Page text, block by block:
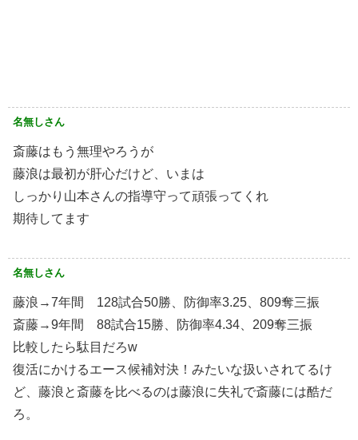
名無しさん
斎藤はもう無理やろうが
藤浪は最初が肝心だけど、いまは
しっかり山本さんの指導守って頑張ってくれ
期待してます
名無しさん
藤浪→7年間 128試合50勝、防御率3.25、809奪三振
斎藤→9年間 88試合15勝、防御率4.34、209奪三振
比較したら駄目だろw
復活にかけるエース候補対決！みたいな扱いされてるけ
ど、藤浪と斎藤を比べるのは藤浪に失礼で斎藤には酷だ
ろ。